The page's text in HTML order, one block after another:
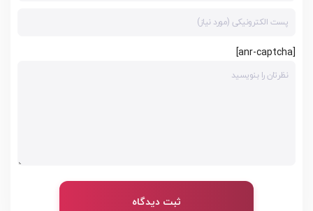
[anr-captcha]
ثبت دیدگاه